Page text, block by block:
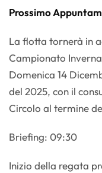
Prossimo
La flotta tornerà in
Campionato
Domenica 14
del 2025, con il
Circolo al termine
Briefing: 09:30
Inizio della regata